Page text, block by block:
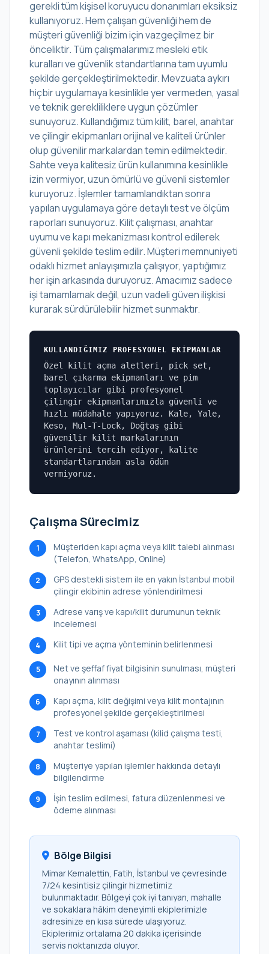
gerekli tüm kişisel koruyucu donanımları eksiksiz
kullanıyoruz. Hem çalışan güvenliği hem de
müşteri güvenliği bizim için vazgeçilmez bir
önceliktir. Tüm çalışmalarımız mesleki etik
kuralları ve güvenlik standartlarına tam uyumlu
şekilde gerçekleştirilmektedir. Mevzuata aykırı
hiçbir uygulamaya kesinlikle yer vermeden, yasal
ve teknik gerekliliklere uygun çözümler
sunuyoruz. Kullandığımız tüm kilit, barel, anahtar
ve çilingir ekipmanları orijinal ve kaliteli ürünler
olup güvenilir markalardan temin edilmektedir.
Sahte veya kalitesiz ürün kullanımına kesinlikle
izin vermiyor, uzun ömürlü ve güvenli sistemler
kuruyoruz. İşlemler tamamlandıktan sonra
yapılan uygulamaya göre detaylı test ve ölçüm
raporları sunuyoruz. Kilit çalışması, anahtar
uyumu ve kapı mekanizması kontrol edilerek
güvenli şekilde teslim edilir. Müşteri memnuniyeti
odaklı hizmet anlayışımızla çalışıyor, yaptığımız
her işin arkasında duruyoruz. Amacımız sadece
işi tamamlamak değil, uzun vadeli güven ilişkisi
kurarak sürdürülebilir hizmet sunmaktır.
KULLANDIĞIMIZ PROFESYONEL EKIPMANLAR
Özel kilit açma aletleri, pick set,
barel çıkarma ekipmanları ve pim
toplayıcılar gibi profesyonel
çilingir ekipmanlarımızla güvenli ve
hızlı müdahale yapıyoruz. Kale, Yale,
Keso, Mul-T-Lock, Doğtaş gibi
güvenilir kilit markalarının
ürünlerini tercih ediyor, kalite
standartlarından asla ödün
vermiyoruz.
Çalışma Sürecimiz
1
Müşteriden kapı açma veya kilit talebi alınması
(Telefon, WhatsApp, Online)
2
GPS destekli sistem ile en yakın İstanbul mobil
çilingir ekibinin adrese yönlendirilmesi
3
Adrese varış ve kapı/kilit durumunun teknik
incelemesi
4 Kilit tipi ve açma yönteminin belirlenmesi
5
Net ve şeffaf fiyat bilgisinin sunulması, müşteri
onayının alınması
6
Kapı açma, kilit değişimi veya kilit montajının
profesyonel şekilde gerçekleştirilmesi
7
Test ve kontrol aşaması (kilid çalışma testi,
anahtar teslimi)
8
Müşteriye yapılan işlemler hakkında detaylı
bilgilendirme
9
İşin teslim edilmesi, fatura düzenlenmesi ve
ödeme alınması
Bölge Bilgisi
Mimar Kemalettin, Fatih, İstanbul ve çevresinde
7/24 kesintisiz çilingir hizmetimiz
bulunmaktadır. Bölgeyi çok iyi tanıyan, mahalle
ve sokaklara hâkim deneyimli ekiplerimizle
adresinize en kısa sürede ulaşıyoruz.
Ekiplerimiz ortalama 20 dakika içerisinde
servis noktanızda oluyor.